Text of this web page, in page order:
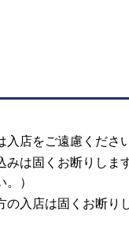
店をご遠慮ください
みは固くお断りし
）
入店は固くお断り